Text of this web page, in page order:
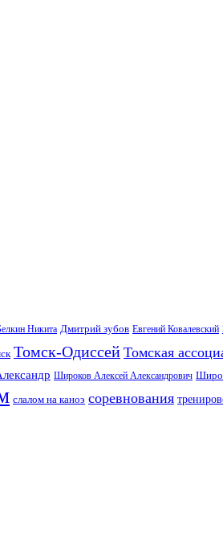
Никита Дмитрий зубов Евгений Ковалевский
Томск-Одиссей Томская
Широков Алексей Александрович
слалом на каноэ соревнования